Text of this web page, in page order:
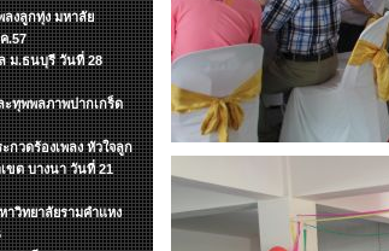
ลงลูกทุ่ง มหาลัย
.57
ม.ธนบุรี วันที่ 28
ทุพพลภาพปากเกร็ด
กวดร้องเพลง หัวใจลูก
ขต บางนา วันที่ 21
าวิทยาลัยรามคำแหง